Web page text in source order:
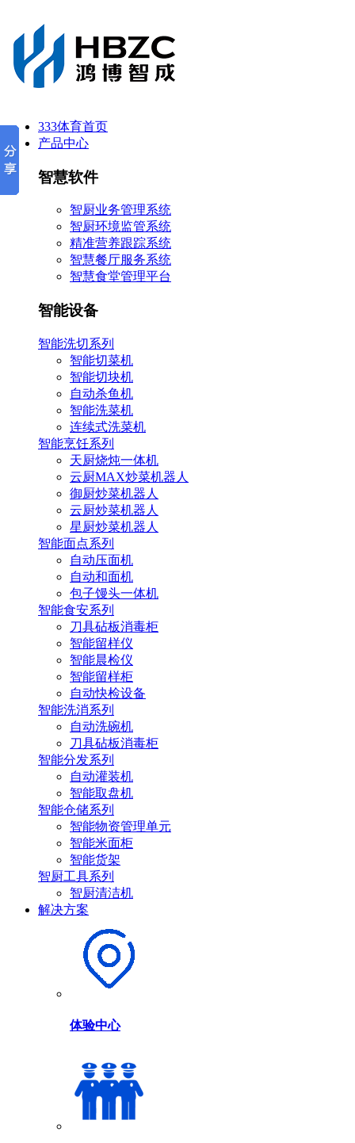
333体育首页
产品中心
智慧软件
智厨业务管理系统
智厨环境监管系统
精准营养跟踪系统
智慧餐厅服务系统
智慧食堂管理平台
智能设备
智能洗切系列
智能切菜机
智能切块机
自动杀鱼机
智能洗菜机
连续式洗菜机
智能烹饪系列
天厨烧炖一体机
云厨MAX炒菜机器人
御厨炒菜机器人
云厨炒菜机器人
星厨炒菜机器人
智能面点系列
自动压面机
自动和面机
包子馒头一体机
智能食安系列
刀具砧板消毒柜
智能留样仪
智能晨检仪
智能留样柜
自动快检设备
智能洗消系列
自动洗碗机
刀具砧板消毒柜
智能分发系列
自动灌装机
智能取盘机
智能仓储系列
智能物资管理单元
智能米面柜
智能货架
智厨工具系列
智厨清洁机
解决方案
体验中心